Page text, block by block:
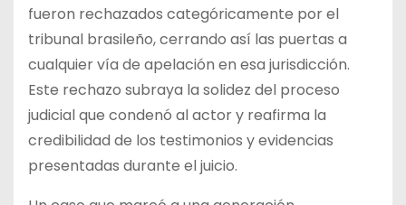
fueron rechazados categóricamente por el
tribunal brasileño, cerrando así las puertas a
cualquier vía de apelación en esa jurisdicción.
Este rechazo subraya la solidez del proceso
judicial que condenó al actor y reafirma la
credibilidad de los testimonios y evidencias
presentadas durante el juicio.